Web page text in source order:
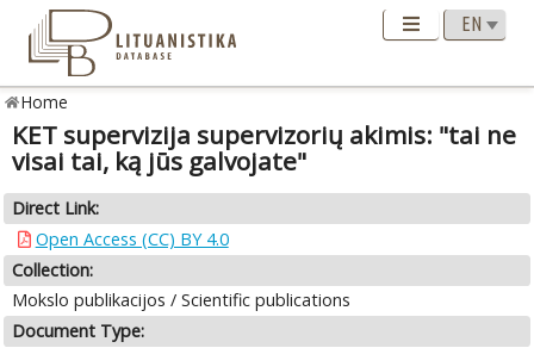
Home
KET supervizija supervizorių akimis: "tai ne
visai tai, ką jūs galvojate"
Direct Link:
Open Access (CC) BY 4.0
Collection:
Mokslo publikacijos / Scientific publications
Document Type: